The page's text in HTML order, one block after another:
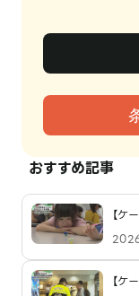
おすすめ記事
【ケ
【ケ